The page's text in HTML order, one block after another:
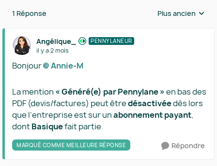
1 Réponse Réponses triées
Plus ancien
Angélique_ PENNYLANEUR
il y a 2 mois
Bonjour Annie-M​
La mention « Généré(e) par Pennylane »en bas des
PDF (devis/factures) peut êtredésactivéedès lors
que l’entreprise est sur unabonnement payant,
dont Basiquefait partie
MARQUÉ COMME MEILLEURE RÉPONSE Répondre